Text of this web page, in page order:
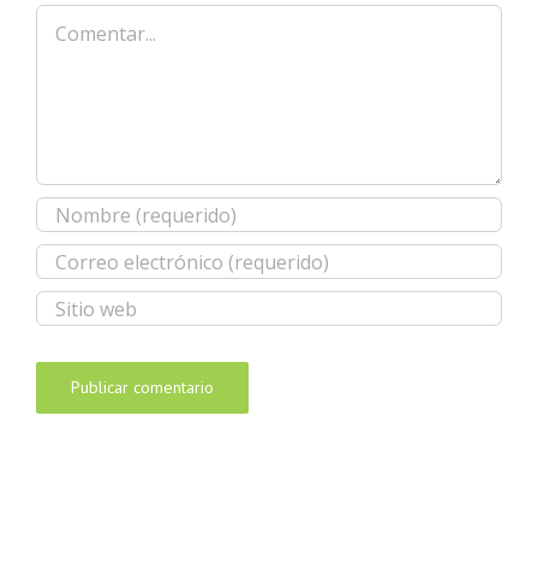
Comentar